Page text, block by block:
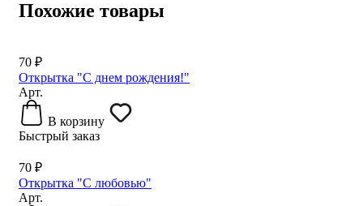
Похожие товары
70 ₽
Открытка "С днем рождения!"
Арт.
В корзину
Быстрый заказ
70 ₽
Открытка "С любовью"
Арт.